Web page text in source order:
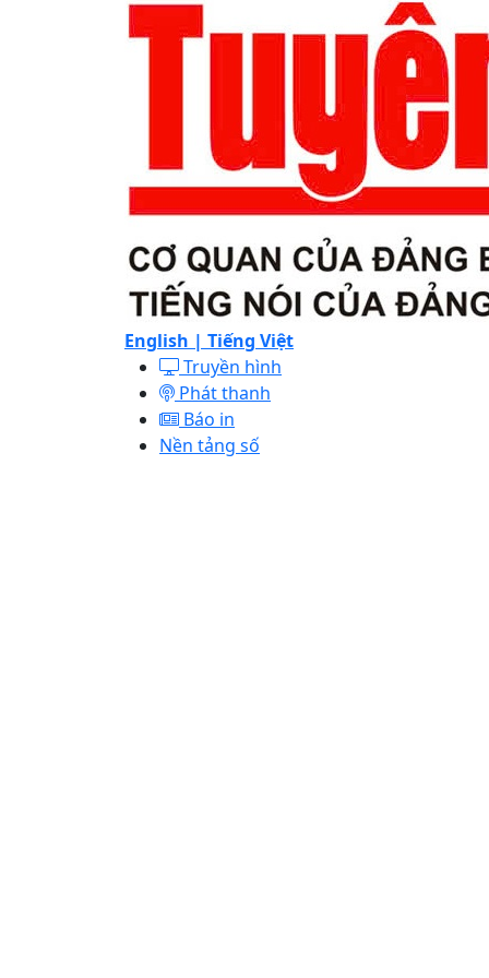
English | Tiếng Việt
Truyền hình
Phát thanh
Báo in
Nền tảng số